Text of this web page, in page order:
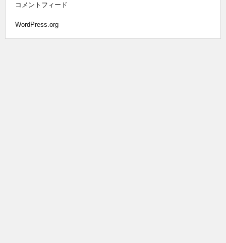
コメントフィード
WordPress.org